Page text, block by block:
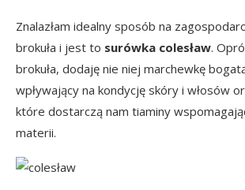
Znalazłam idealny sposób na
brokuła i jest to surówka colesław.
brokuła, dodaję nie niej marchewkę
wpływający na kondycję skóry i włosów
które dostarczą nam tiaminy
materii.